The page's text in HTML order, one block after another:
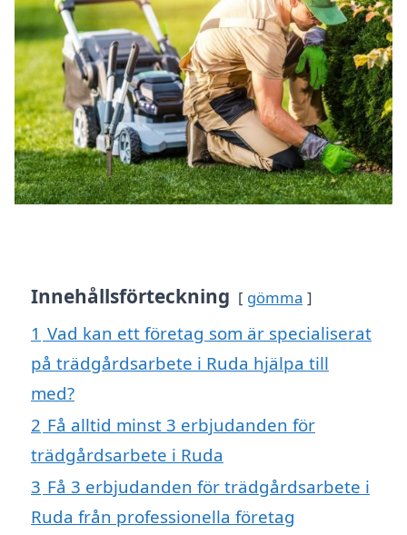
Innehållsförteckning gömma
1 Vad kan ett företag som är specialiserat
på trädgårdsarbete i Ruda hjälpa till
med?
2 Få alltid minst 3 erbjudanden för
trädgårdsarbete i Ruda
3 Få 3 erbjudanden för trädgårdsarbete i
Ruda från professionella företag